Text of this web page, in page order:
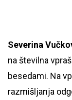
Severina
na številna
besedami. Na
razmišljanja